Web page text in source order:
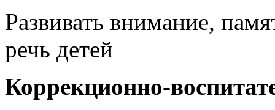
Развивать внимание,
речь детей
Коррекционно-